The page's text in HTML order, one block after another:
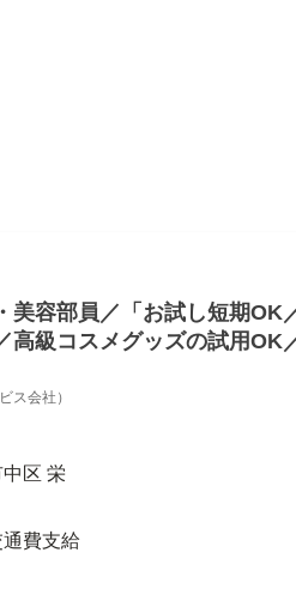
美容部員／「お試し短期OK
高級コスメグッズの試用OK
ス会社）
区 栄
費支給